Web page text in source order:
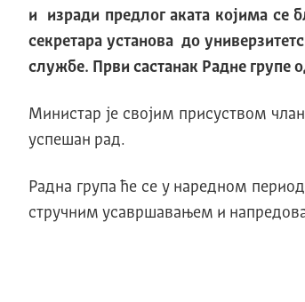
и изради предлог аката којима се
секретара установа до
службе. Први састанак Радне групе
Министар је својим присуством
успешан рад.
Радна група ће се у наредном
стручним усавршавањем и